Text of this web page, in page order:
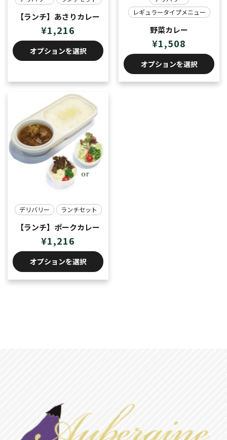
【ランチ】あさりカレー
¥1,216
オプションを選択
レギュラータイプメニュー
野菜カレー
¥1,508
オプションを選択
デリバリー ランチセット
【ランチ】ポークカレー
¥1,216
オプションを選択